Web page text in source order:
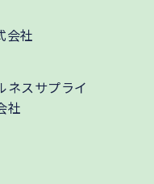
会社
ネスサプライ
社